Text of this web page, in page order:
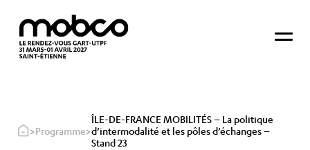
>Programme>
ÎLE-DE-FRANCE MOBILITÉS – La politique
d’intermodalité et les pôles d’échanges –
Stand 23